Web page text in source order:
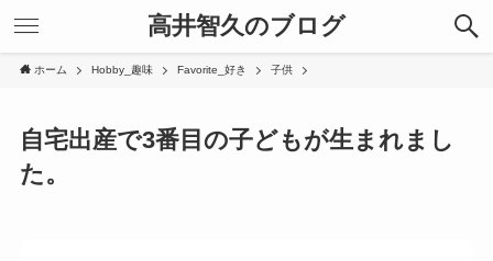
高井智久のブログ
ホーム Hobby_趣味 Favorite_好き 子供
自宅出産で3番目の子どもが生まれまし
た。